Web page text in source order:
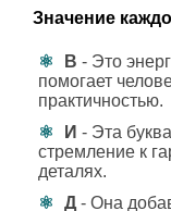
Значение
В - Это
помогает
практичностью.
И - Эта
стремление к
деталях.
Д - Она